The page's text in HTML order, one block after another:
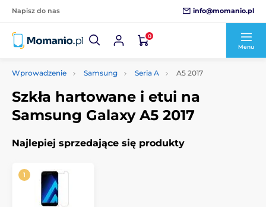
Napisz do nas info@momanio.pl
0
Menu
Wprowadzenie Samsung Seria A A5 2017
Szkła hartowane i etui na
Samsung Galaxy A5 2017
Najlepiej sprzedające się produkty